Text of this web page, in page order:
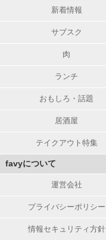
新着情報
サブスク
肉
ランチ
おもしろ・話題
居酒屋
テイクアウト特集
favyについて
運営会社
プライバシーポリシー
情報セキュリティ方針